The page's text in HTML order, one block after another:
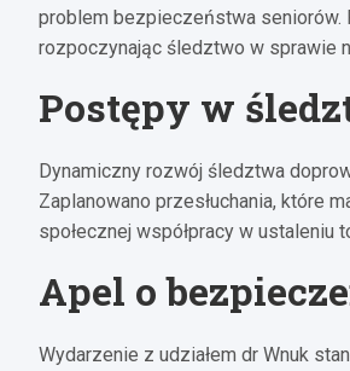
problem bezpieczeństwa seniorów.
rozpoczynając śledztwo w sprawie
Postępy w
Dynamiczny rozwój śledztwa
Zaplanowano przesłuchania, które
społecznej współpracy w ustaleniu
Apel o
Wydarzenie z udziałem dr Wnuk